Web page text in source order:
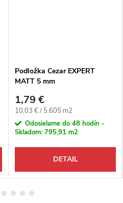
Podložka Cezar EXPERT
MATT 5 mm
1,79 €
Jednotková cena:
10,03 € / 5.605 m2
Odosielame do 48 hodín -
Skladom: 795,91 m2
DETAIL